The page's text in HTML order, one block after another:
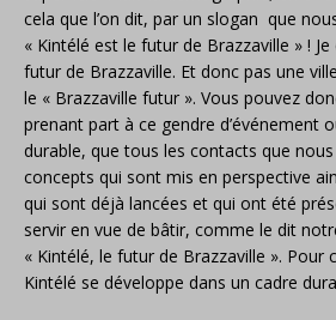
cela que l’on dit, par un slogan que
« Kintélé est le futur de Brazzaville » !
futur de Brazzaville. Et donc pas une
le « Brazzaville futur ». Vous pouvez
prenant part à ce gendre d’événement
durable, que tous les contacts que
concepts qui sont mis en perspective
qui sont déjà lancées et qui ont été
servir en vue de bâtir, comme le dit
« Kintélé, le futur de Brazzaville ». Pour
Kintélé se développe dans un cadre